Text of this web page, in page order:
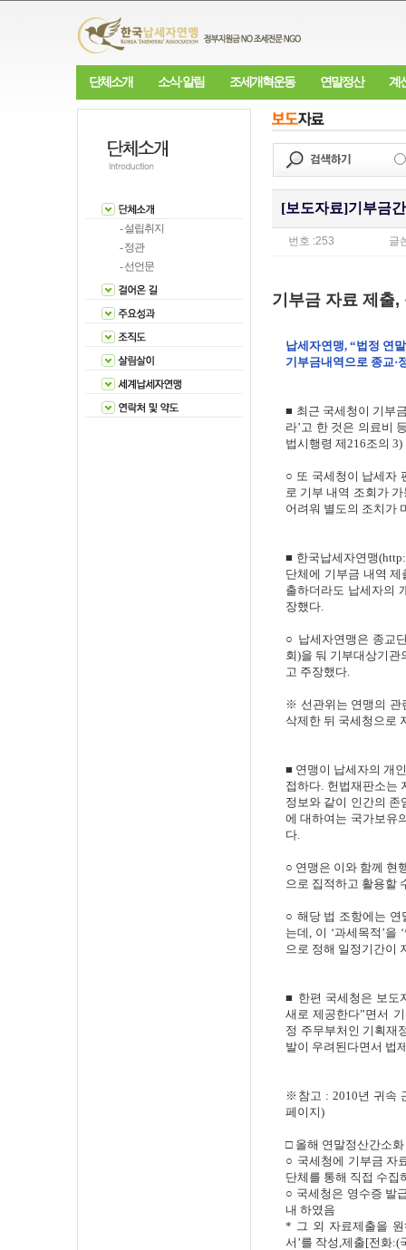
단체소개 소식·알림 조세개혁운동 연말정산 계
- 설립취지
- 정관
- 선언문
[보도자료]기부금
번호 :253 글쓴
기부금 자료 제출
납세자연맹, “법정 연
기부금내역으로 종교
■ 최근 국세청이 기부
라’고 한 것은 의료비
법시행령 제216조의
○ 또 국세청이 납세자
로 기부 내역 조회가
어려워 별도의 조치가
■ 한국납세자연맹
단체에 기부금 내역
출하더라도 납세자의
장했다.
○ 납세자연맹은 종교
회)을 둬 기부대상기
고 주장했다.
※ 선관위는 연맹의 관
삭제한 뒤 국세청으로
■ 연맹이 납세자의 개
접하다. 헌법재판소는
정보와 같이 인간의
에 대하여는 국가보유
다.
○ 연맹은 이와 함께 현
으로 집적하고 활용할
○ 해당 법 조항에는 연
는데, 이 ‘과세목적’을
으로 정해 일정기간이
■ 한편 국세청은 보도
새로 제공한다”면서
정 주무부처인 기획재
발이 우려된다면서 법
※참고 : 2010년 귀속
페이지)
□ 올해 연말정산간소
○ 국세청에 기부금 자
단체를 통해 직접 수집
○ 국세청은 영수증 발
내 하였음
* 그 외 자료제출을 원
서’를 작성,제출[전화